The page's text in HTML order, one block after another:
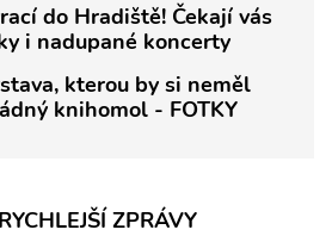
do Hradiště! Čekají vás
i nadupané koncerty
kterou by si neměl
knihomol - FOTKY
ZPRÁVY